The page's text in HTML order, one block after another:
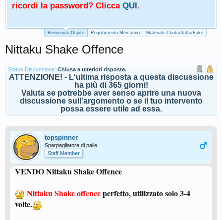
ricordi la password? Clicca QUI.
Benvenuto Ospite Regolamento Mercatino Materiale Contraffatto/Fake
Nittaku Shake Offence
Status Discussione: Chiusa a ulteriori risposte.
ATTENZIONE! - L'ultima risposta a questa discussione
ha più di 365 giorni!
Valuta se potrebbe aver senso aprire una nuova
discussione sull'argomento o se il tuo intervento
possa essere utile ad essa.
topspinner
Sparpagliatore di palle
Staff Member
VENDO Nittaku Shake Offence
Nittaku Shake offenceperfetto, utilizzato solo 3-4
volte.